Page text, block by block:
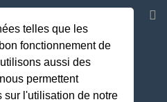
telles que les
fonctionnement de
aussi des
permettent
sur l'utilisation de notre